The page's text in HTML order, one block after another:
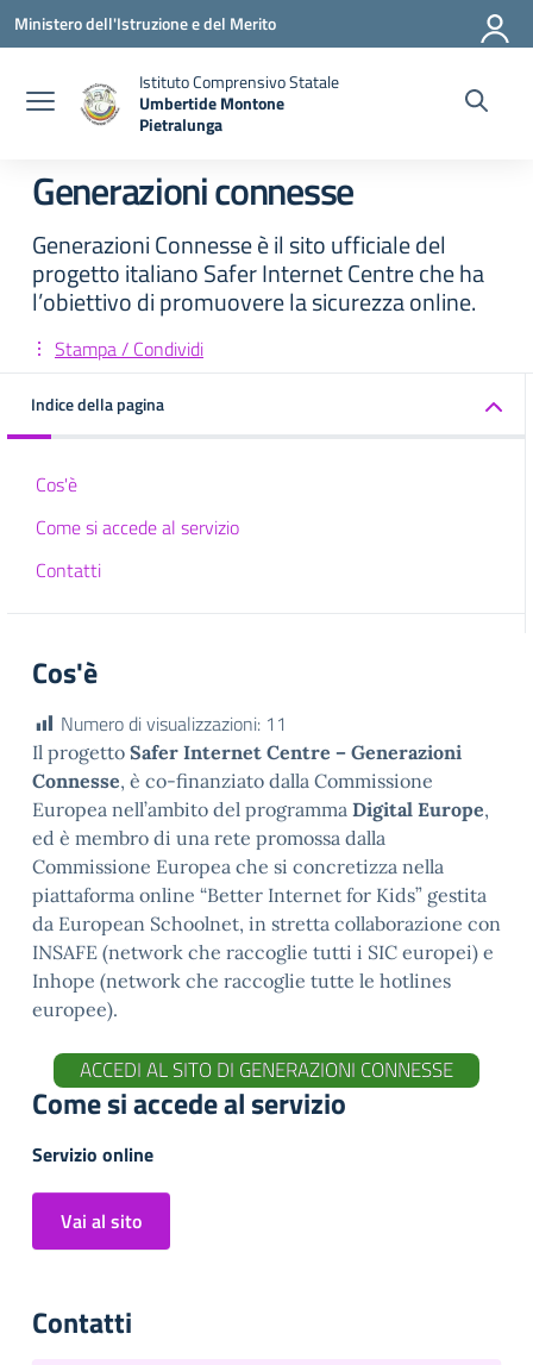
Vai ai contenuti
Vai al menu di navigazione
Vai al footer
Ministero dell'Istruzione e del Merito
Istituto Comprensivo Statale
Umbertide Montone
Pietralunga
Generazioni connesse
Generazioni Connesse è il sito ufficiale del
progetto italiano Safer Internet Centre che ha
l’obiettivo di promuovere la sicurezza online.
Stampa / Condividi
Indice della pagina
Cos'è
Come si accede al servizio
Contatti
Cos'è
Numero di visualizzazioni: 11
Il progetto Safer Internet Centre – Generazioni
Connesse, è co-finanziato dalla Commissione
Europea nell’ambito del programma Digital Europe,
ed è membro di una rete promossa dalla
Commissione Europea che si concretizza nella
piattaforma online “Better Internet for Kids” gestita
da European Schoolnet, in stretta collaborazione con
INSAFE (network che raccoglie tutti i SIC europei) e
Inhope (network che raccoglie tutte le hotlines
europee).
ACCEDI AL SITO DI GENERAZIONI CONNESSE
Come si accede al servizio
Servizio online
Vai al sito
Contatti